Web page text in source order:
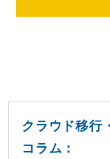
クラウド移行
コラム：